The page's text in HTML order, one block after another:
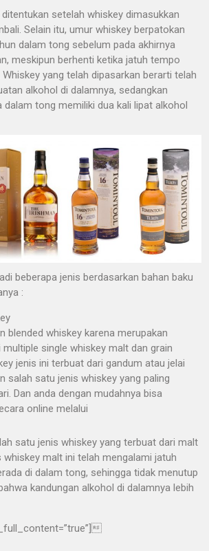
setelah whiskey dimasukkan
Selain itu, umur whiskey berpatokan
dalam tong sebelum pada akhirnya
meskipun berhenti ketika jatuh tempo
yang telah dipasarkan berarti telah
alkohol di dalamnya, sedangkan
dalam tong memiliki dua kali lipat alkohol
beberapa jenis berdasarkan bahan baku
:
blended whiskey karena merupakan
single whiskey malt dan grain
jenis ini terbuat dari gandum atau jelai
salah satu jenis whiskey yang paling
Dan anda dengan mudahnya bisa
online melalui
satu jenis whiskey yang terbuat dari malt
whiskey malt ini telah mengalami jatuh
di dalam tong, sehingga tidak menutup
kandungan alkohol di dalamnya lebih